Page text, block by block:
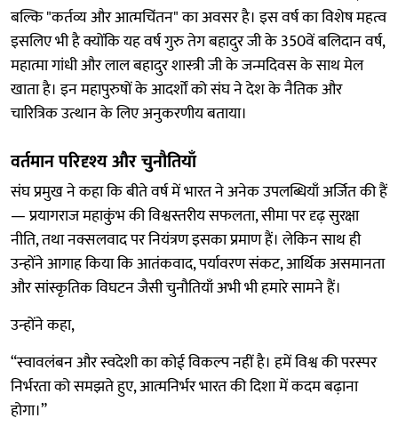
बल्कि "कर्तव्य और आत्मचिंतन" का अवसर है। इस वर्ष का विशेष महत्व
इसलिए भी है क्योंकि यह वर्ष गुरु तेग बहादुर जी के 350वें बलिदान वर्ष,
महात्मा गांधी और लाल बहादुर शास्त्री जी के जन्मदिवस के साथ मेल
खाता है। इन महापुरुषों के आदर्शों को संघ ने देश के नैतिक और
चारित्रिक उत्थान के लिए अनुकरणीय बताया।
वर्तमान परिदृश्य और चुनौतियाँ
संघ प्रमुख ने कहा कि बीते वर्ष में भारत ने अनेक उपलब्धियाँ अर्जित की हैं
— प्रयागराज महाकुंभ की विश्वस्तरीय सफलता, सीमा पर दृढ़ सुरक्षा
नीति, तथा नक्सलवाद पर नियंत्रण इसका प्रमाण हैं। लेकिन साथ ही
उन्होंने आगाह किया कि आतंकवाद, पर्यावरण संकट, आर्थिक असमानता
और सांस्कृतिक विघटन जैसी चुनौतियाँ अभी भी हमारे सामने हैं।
उन्होंने कहा,
“स्वावलंबन और स्वदेशी का कोई विकल्प नहीं है। हमें विश्व की परस्पर
निर्भरता को समझते हुए, आत्मनिर्भर भारत की दिशा में कदम बढ़ाना
होगा।”